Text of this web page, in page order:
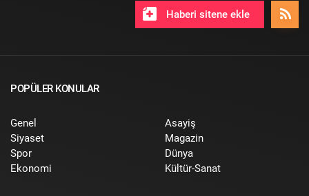
Haberi sitene ekle
POPÜLER KONULAR
Genel
Siyaset
Spor
Ekonomi
Asayiş
Magazin
Dünya
Kültür-Sanat